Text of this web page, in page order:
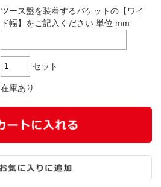
ツース盤を装着するバケットの【ワイ
ド幅】をご記入ください 単位 mm
セット
在庫あり